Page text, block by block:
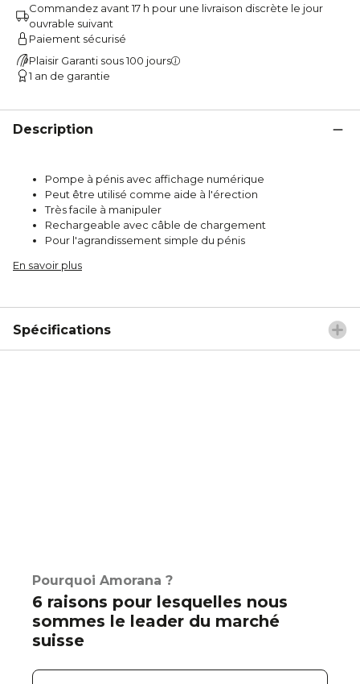
Commandez avant 17 h pour une livraison discrète le jour
ouvrable suivant
Paiement sécurisé
Plaisir Garanti sous 100 jours
1 an de garantie
Description
Pompe à pénis avec affichage numérique
Peut être utilisé comme aide à l'érection
Très facile à manipuler
Rechargeable avec câble de chargement
Pour l'agrandissement simple du pénis
En savoir plus
Spécifications
Pourquoi Amorana ?
6 raisons pour lesquelles nous
sommes le leader du marché
suisse